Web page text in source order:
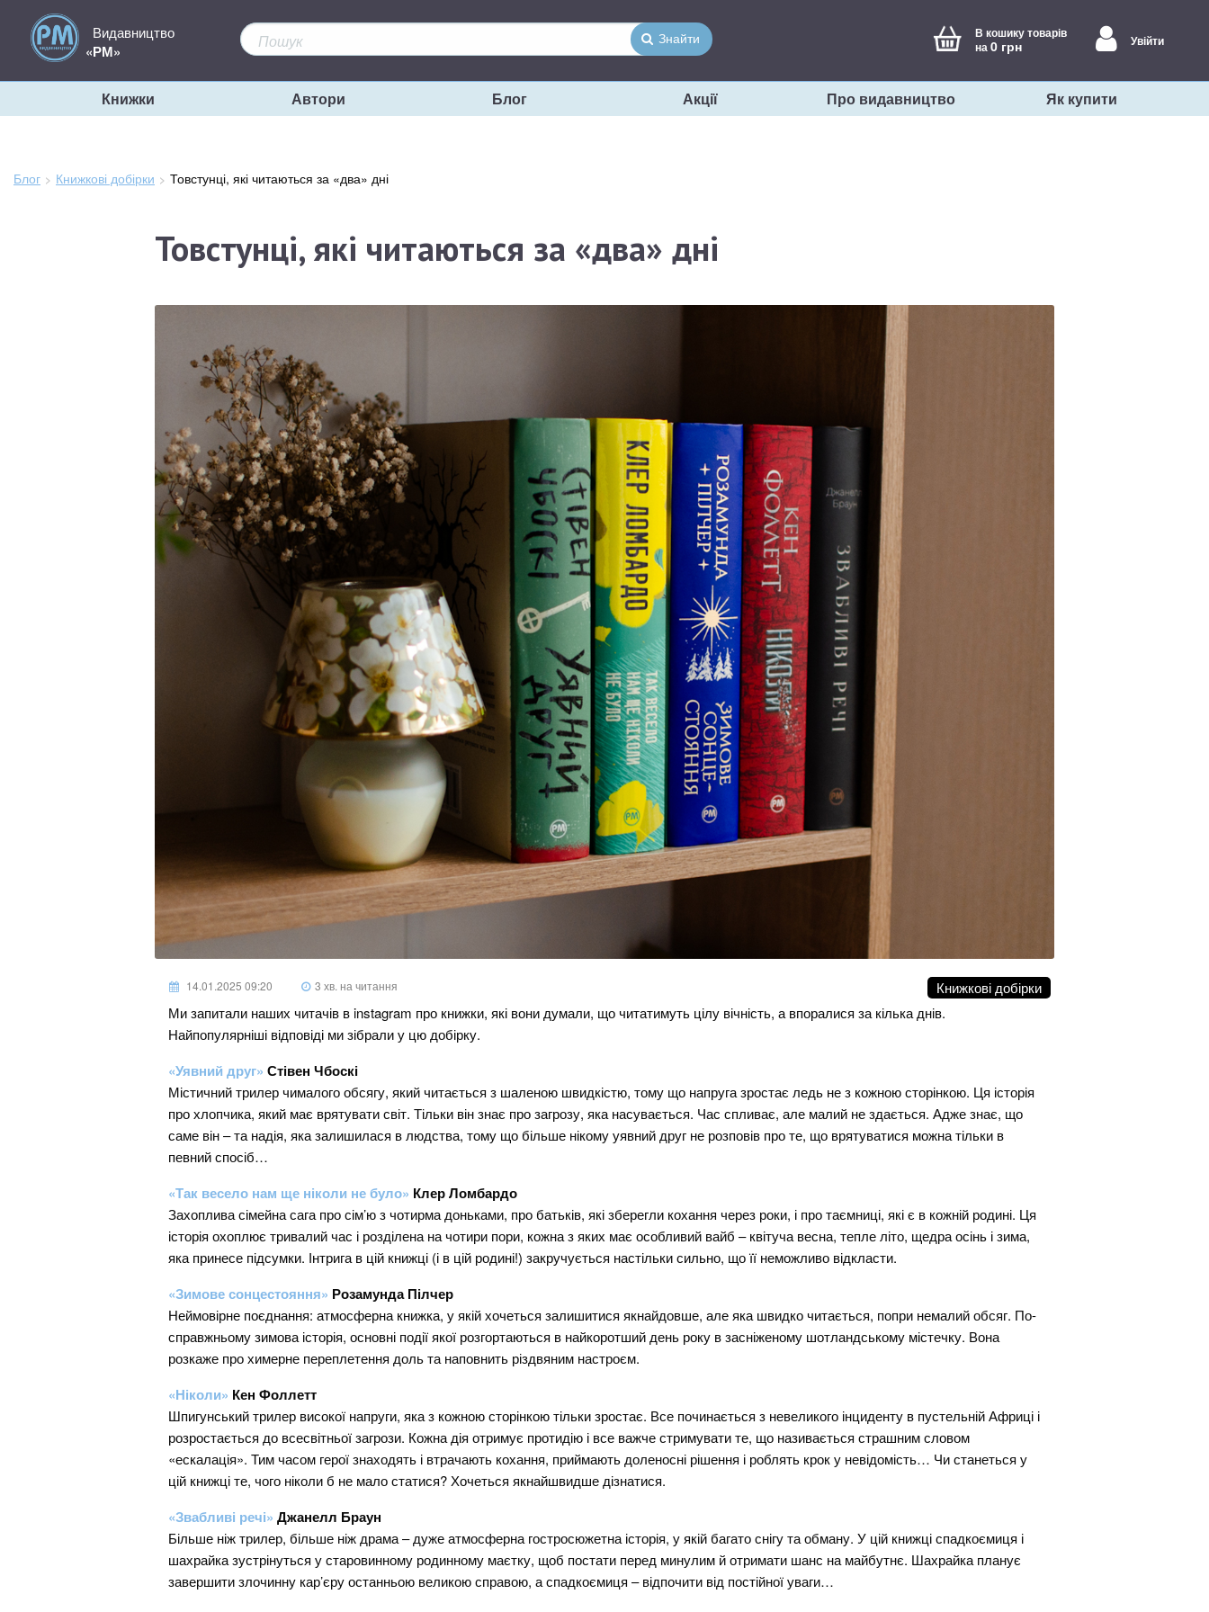
Видавництво
«РМ»
Знайти
В кошику товарів
на0 грн Увійти
Книжки Автори Блог Акції Про видавництво Як купити
Блог Книжкові добірки
Зараз
Товстунці, які читаються за «два» дні
Товстунці, які читаються за «два» дні
14.01.2025 09:20 3 хв. на читання
Книжкові добірки
Ми запитали наших читачів в instagram про книжки, які вони думали, що читатимуть цілу вічність, а впоралися за кілька днів.
Найпопулярніші відповіді ми зібрали у цю добірку.
«Уявний друг» Стівен Чбоскі
Містичний трилер чималого обсягу, який читається з шаленою швидкістю, тому що напруга зростає ледь не з кожною сторінкою. Ця історія
про хлопчика, який має врятувати світ. Тільки він знає про загрозу, яка насувається. Час спливає, але малий не здається. Адже знає, що
саме він – та надія, яка залишилася в людства, тому що більше нікому уявний друг не розповів про те, що врятуватися можна тільки в
певний спосіб…
«Так весело нам ще ніколи не було» Клер Ломбардо
Захоплива сімейна сага про сім’ю з чотирма доньками, про батьків, які зберегли кохання через роки, і про таємниці, які є в кожній родині. Ця
історія охоплює тривалий час і розділена на чотири пори, кожна з яких має особливий вайб – квітуча весна, тепле літо, щедра осінь і зима,
яка принесе підсумки. Інтрига в цій книжці (і в цій родині!) закручується настільки сильно, що її неможливо відкласти.
«Зимове сонцестояння» Розамунда Пілчер
Неймовірне поєднання: атмосферна книжка, у якій хочеться залишитися якнайдовше, але яка швидко читається, попри немалий обсяг. По-
справжньому зимова історія, основні події якої розгортаються в найкоротший день року в засніженому шотландському містечку. Вона
розкаже про химерне переплетення доль та наповнить різдвяним настроєм.
«Ніколи» Кен Фоллетт
Шпигунський трилер високої напруги, яка з кожною сторінкою тільки зростає. Все починається з невеликого інциденту в пустельній Африці і
розростається до всесвітньої загрози. Кожна дія отримує протидію і все важче стримувати те, що називається страшним словом
«ескалація». Тим часом герої знаходять і втрачають кохання, приймають доленосні рішення і роблять крок у невідомість… Чи станеться у
цій книжці те, чого ніколи б не мало статися? Хочеться якнайшвидше дізнатися.
«Звабливі речі» Джанелл Браун
Більше ніж трилер, більше ніж драма – дуже атмосферна гостросюжетна історія, у якій багато снігу та обману. У цій книжці спадкоємиця і
шахрайка зустрінуться у старовинному родинному маєтку, щоб постати перед минулим й отримати шанс на майбутнє. Шахрайка планує
завершити злочинну кар’єру останньою великою справою, а спадкоємиця – відпочити від постійної уваги…